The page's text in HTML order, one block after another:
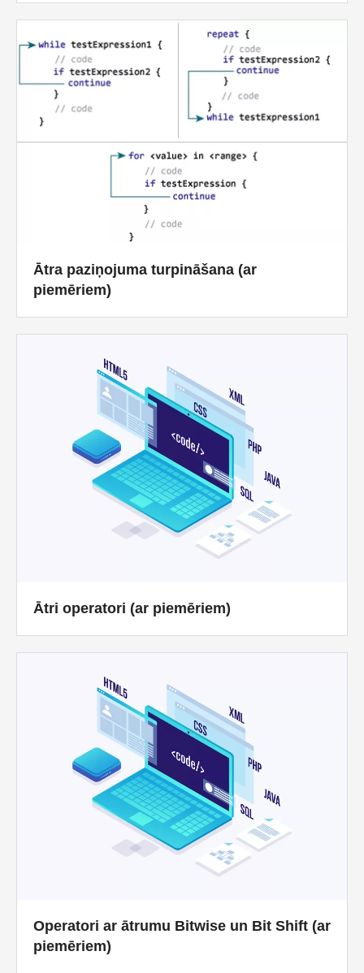
Ātra paziņojuma turpināšana (ar
piemēriem)
Ātri operatori (ar piemēriem)
Operatori ar ātrumu Bitwise un Bit Shift (ar
piemēriem)